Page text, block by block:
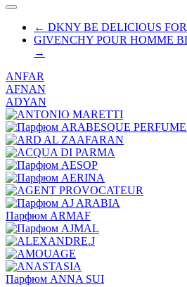
← DKNY BE DELICIOUS
GIVENCHY POUR HOMME
→
ANFAR
AFNAN
ADYAN
Парфюм ARMAF
Парфюм ANNA SUI